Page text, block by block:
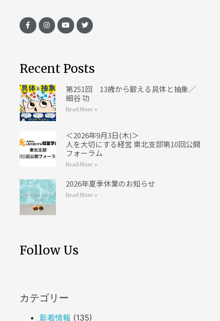
Recent Posts
第251回 13歳から鍛える具体と抽象／
細谷 功
Read More »
＜2026年9月3日(木)＞
人を大切にする経営 東北支部第10回公開
フォーラム
Read More »
2026年夏季休業のお知らせ
Read More »
Follow Us
カテゴリー
新着情報 (135)